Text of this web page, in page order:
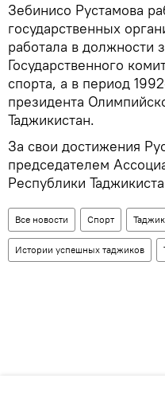
Зебинисо Рустамова
государственных
работала в должности
Государственного
спорта, а в период
президента
Таджикистан.
За свои достижения
председателем
Республики
Все новости Спорт
Истории успешных таджиков